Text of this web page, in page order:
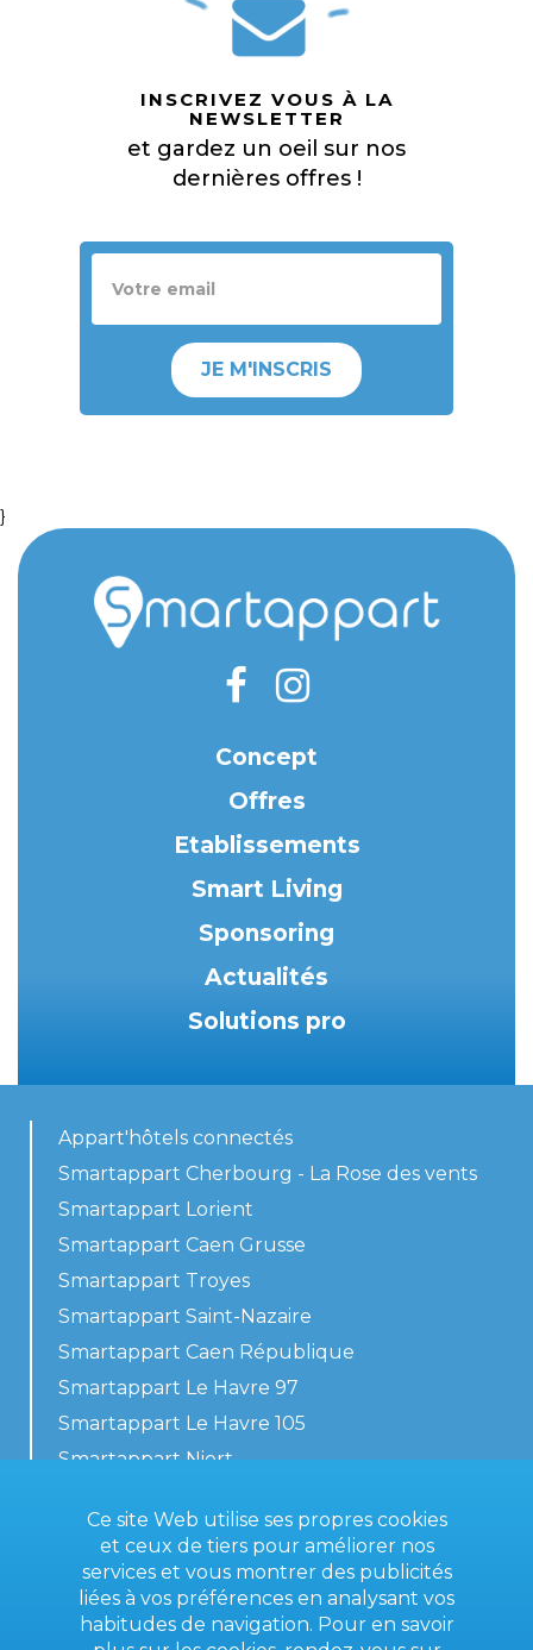
INSCRIVEZ VOUS À LA
NEWSLETTER
et gardez un oeil sur nos
dernières offres !
JE M'INSCRIS
}
Concept
Offres
Etablissements
Smart Living
Sponsoring
Actualités
Solutions pro
Appart'hôtels connectés
Smartappart Cherbourg - La Rose des vents
Smartappart Lorient
Smartappart Caen Grusse
Smartappart Troyes
Smartappart Saint-Nazaire
Smartappart Caen République
Smartappart Le Havre 97
Smartappart Le Havre 105
Smartappart Niort
Contactez-nous
Conditions générales
Ce site Web utilise ses propres cookies
et ceux de tiers pour améliorer nos
services et vous montrer des publicités
liées à vos préférences en analysant vos
habitudes de navigation. Pour en savoir